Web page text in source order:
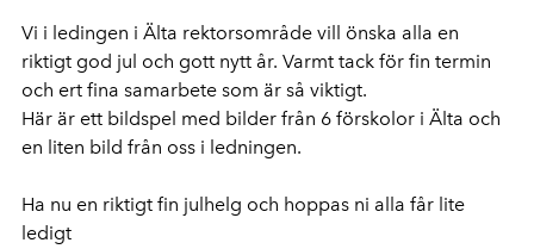
Vi i ledingen i Älta rektorsområde vill önska alla en
riktigt god jul och gott nytt år. Varmt tack för fin termin
och ert fina samarbete som är så viktigt.
Här är ett bildspel med bilder från 6 förskolor i Älta och
en liten bild från oss i ledningen.
Ha nu en riktigt fin julhelg och hoppas ni alla får lite
ledigt